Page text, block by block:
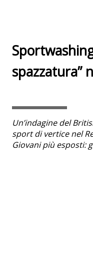
spazzatura”
Un’indagine del
sport di vertice nel
Giovani più esposti: